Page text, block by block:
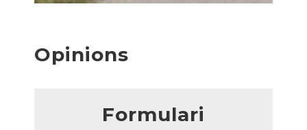
Opinions
Formulari